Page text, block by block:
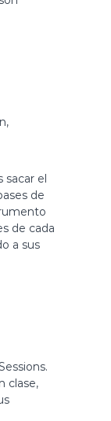
sacar el
de
de cada
a sus
clase,